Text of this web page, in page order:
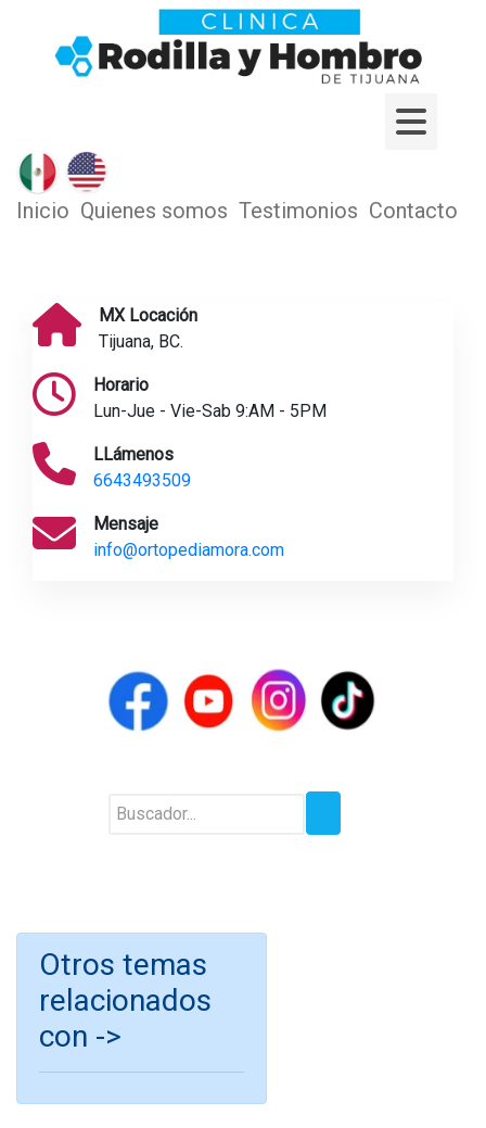
Inicio Quienes somos Testimonios Contacto
MX Locación
Tijuana, BC.
Horario
Lun-Jue - Vie-Sab 9:AM - 5PM
LLámenos
6643493509
Mensaje
info@ortopediamora.com
Otros temas
relacionados
con ->